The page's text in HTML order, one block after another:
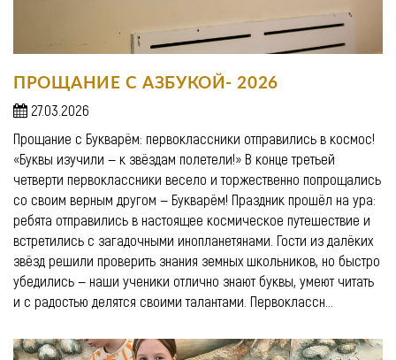
ПРОЩАНИЕ С АЗБУКОЙ- 2026
27.03.2026
Прощание с Букварём: первоклассники отправились в космос!
«Буквы изучили — к звёздам полетели!» В конце третьей
четверти первоклассники весело и торжественно попрощались
со своим верным другом — Букварём! Праздник прошёл на ура:
ребята отправились в настоящее космическое путешествие и
встретились с загадочными инопланетянами. Гости из далёких
звёзд решили проверить знания земных школьников, но быстро
убедились — наши ученики отлично знают буквы, умеют читать
и с радостью делятся своими талантами. Первоклассн...